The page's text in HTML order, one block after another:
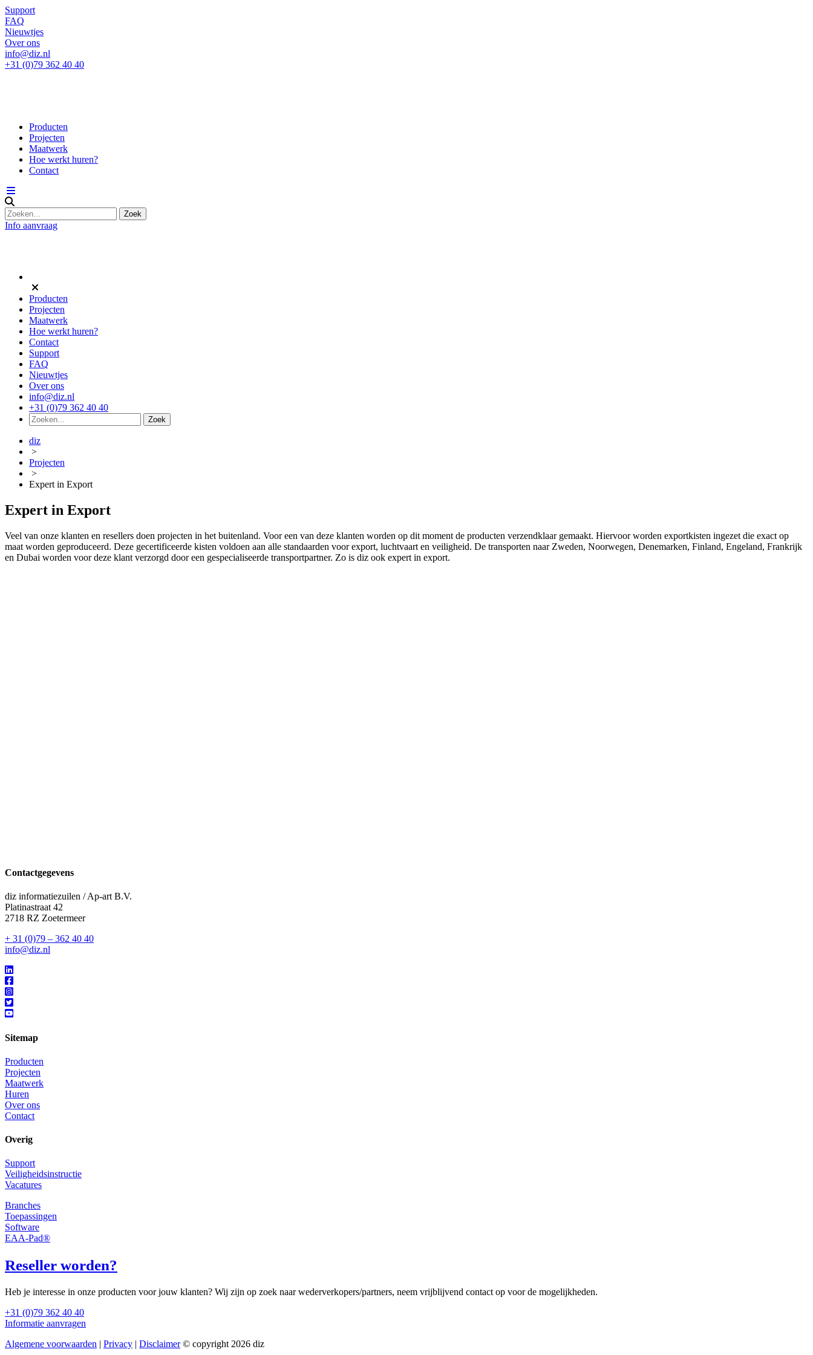
Support
FAQ
Nieuwtjes
Over ons
info@diz.nl
+31 (0)79 362 40 40
Producten
Projecten
Maatwerk
Hoe werkt huren?
Contact
Info aanvraag
Producten
Projecten
Maatwerk
Hoe werkt huren?
Contact
Support
FAQ
Nieuwtjes
Over ons
info@diz.nl
+31 (0)79 362 40 40
diz
>
Projecten
>
Expert in Export
Expert in Export
Veel van onze klanten en resellers doen projecten in het buitenland. Voor een van deze klanten worden op dit moment de producten verzendklaar gemaakt. Hiervoor worden exportkisten ingezet die exact op
maat worden geproduceerd. Deze gecertificeerde kisten voldoen aan alle standaarden voor export, luchtvaart en veiligheid. De transporten naar Zweden, Noorwegen, Denemarken, Finland, Engeland, Frankrijk
en Dubai worden voor deze klant verzorgd door een gespecialiseerde transportpartner. Zo is diz ook expert in export.
Contactgegevens
diz informatiezuilen / Ap-art B.V.
Platinastraat 42
2718 RZ Zoetermeer
+ 31 (0)79 – 362 40 40
info@diz.nl
Sitemap
Producten
Projecten
Maatwerk
Huren
Over ons
Contact
Overig
Support
Veiligheidsinstructie
Vacatures
Branches
Toepassingen
Software
EAA-Pad®
Reseller worden?
Heb je interesse in onze producten voor jouw klanten? Wij zijn op zoek naar wederverkopers/partners, neem vrijblijvend contact op voor de mogelijkheden.
+31 (0)79 362 40 40
Informatie aanvragen
Algemene voorwaarden | Privacy | Disclaimer© copyright 2026 diz